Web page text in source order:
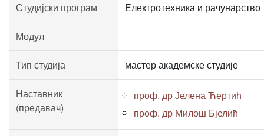
Студијски програм Електротехника и рачунарство
Модул
Тип студија мастер академске студије
Наставник
(предавач)
проф. др Јелена Ћертић
проф. др Милош Бјелић